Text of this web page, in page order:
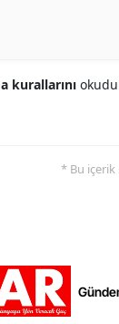
kurallarını
* Bu içerik